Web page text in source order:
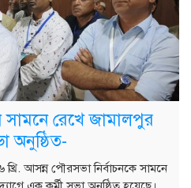
সামনে রেখে জামালপুর
অনুষ্ঠিত-
আসন্ন পৌরসভা নির্বাচনকে সামনে